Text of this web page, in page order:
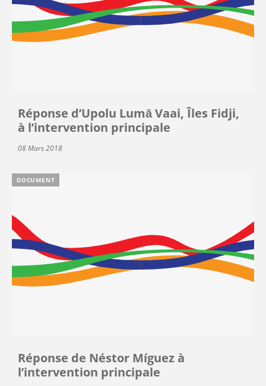
Réponse d’Upolu Lumā Vaai, Îles Fidji,
à l’intervention principale
08 Mars 2018
DOCUMENT
Réponse de Néstor Míguez à
l’intervention principale